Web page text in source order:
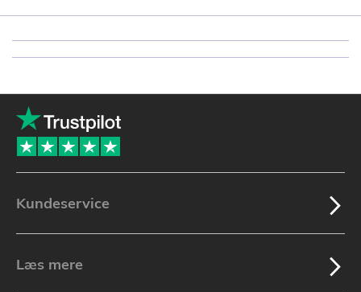
Kundeservice
Læs mere